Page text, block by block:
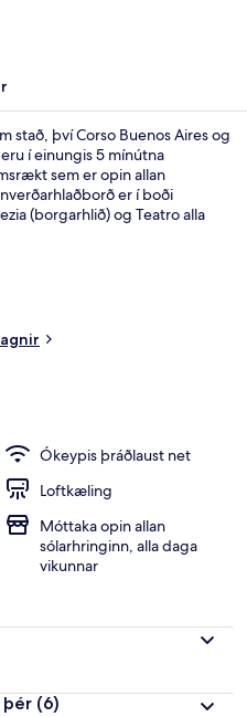
stað, því Corso Buenos Aires og
í einungis 5 mínútna
sem er opin allan
er í boði
(borgarhlið) og Teatro alla
starfsfólk. Það er ekki
Aðalstöðin er í 3
sporvagnastoppistöðin í 4
Ókeypis þráðlaust net
Loftkæling
Móttaka opin allan
sólarhringinn, alla daga
vikunnar
þér (6)